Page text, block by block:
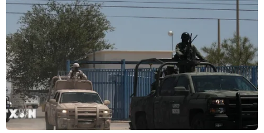
TIN CÙNG CHUYÊN MỤC